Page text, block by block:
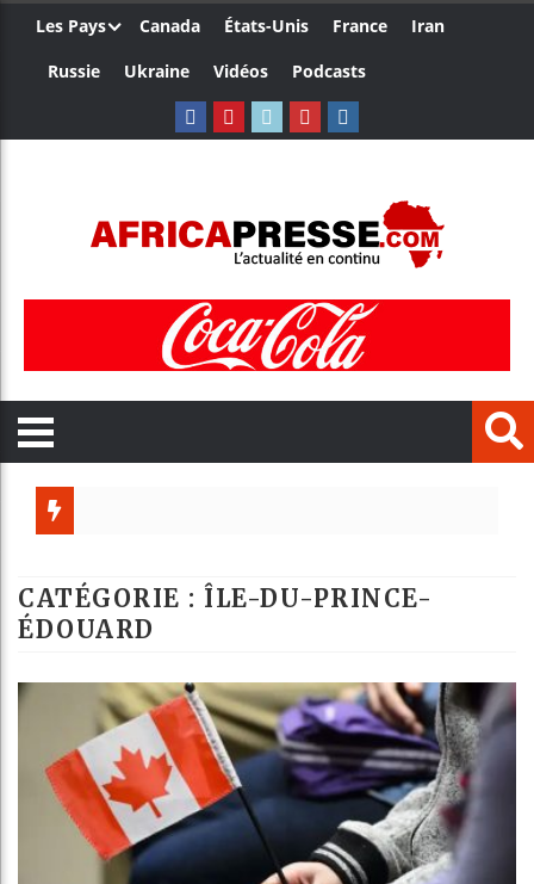
Les Pays Canada États-Unis France
Iran
Russie
Ukraine Vidéos Podcasts
CATÉGORIE : ÎLE-DU-PRINCE-
ÉDOUARD